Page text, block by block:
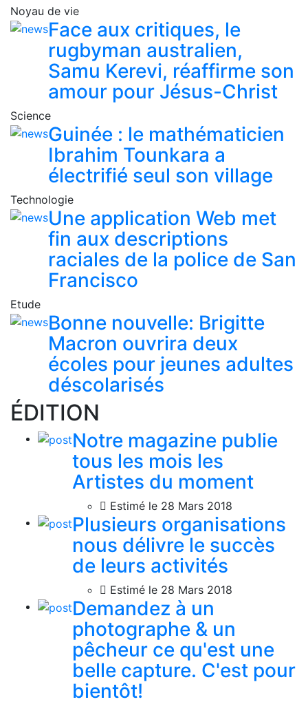
Noyau de vie
Face aux critiques, le
rugbyman australien,
Samu Kerevi, réaffirme son
amour pour Jésus-Christ
Science
Guinée : le mathématicien
Ibrahim Tounkara a
électrifié seul son village
Technologie
Une application Web met
fin aux descriptions
raciales de la police de San
Francisco
Etude
Bonne nouvelle: Brigitte
Macron ouvrira deux
écoles pour jeunes adultes
déscolarisés
ÉDITION
Notre magazine publie
tous les mois les
Artistes du moment
Estimé le 28 Mars 2018
Plusieurs organisations
nous délivre le succès
de leurs activités
Estimé le 28 Mars 2018
Demandez à un
photographe & un
pêcheur ce qu'est une
belle capture. C'est pour
bientôt!